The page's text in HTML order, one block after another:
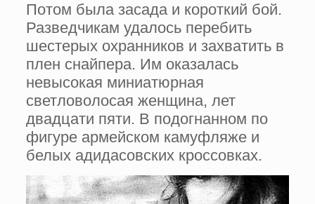
Потом была засада и короткий бой.
Разведчикам удалось перебить
шестерых охранников и захватить в
плен снайпера. Им оказалась
невысокая миниатюрная
светловолосая женщина, лет
двадцати пяти. В подогнанном по
фигуре армейском камуфляже и
белых адидасовских кроссовках.